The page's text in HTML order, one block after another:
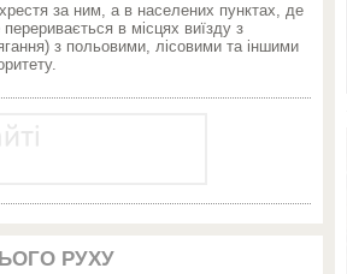
за ним, а в населених пунктах, де
в місцях виїзду з
з польовими, лісовими та іншими
РУХУ